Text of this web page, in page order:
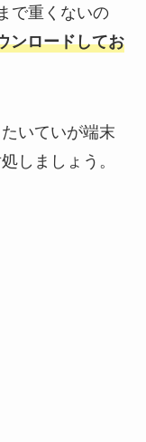
で重くないの
ンロードしてお
いていが端末
しましょう。